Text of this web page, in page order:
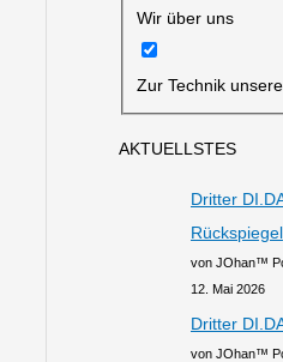
Wir über uns
Zur Technik
AKTUELLSTES
Dritter
Rückspiegel
von JOhan™
12. Mai 2026
Dritter
von JOhan™